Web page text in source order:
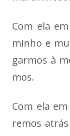
Com ela
minho e
garmos à
mos.
Com ela
remos